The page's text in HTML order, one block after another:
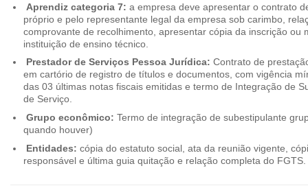
Aprendiz categoria 7: a empresa deve apresentar o contrato
próprio e pelo representante legal da empresa sob carimbo,
comprovante de recolhimento, apresentar cópia da inscrição ou
instituição de ensino técnico.
Prestador de Serviços Pessoa Jurídica: Contrato de
em cartório de registro de títulos e documentos, com vigência
das 03 últimas notas fiscais emitidas e termo de Integração de
de Serviço.
Grupo econômico: Termo de integração de subestipulante
quando houver)
Entidades: cópia do estatuto social, ata da reunião vigente,
responsável e última guia quitação e relação completa do FGTS.